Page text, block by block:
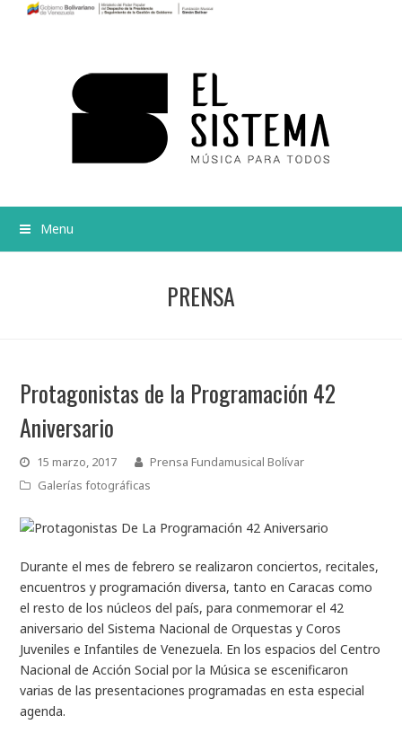
Menu
PRENSA
Protagonistas de la Programación 42
Aniversario
15 marzo, 2017
Prensa Fundamusical Bolívar
Galerías fotográficas
Durante el mes de febrero se realizaron conciertos, recitales,
encuentros y programación diversa, tanto en Caracas como
el resto de los núcleos del país, para conmemorar el 42
aniversario del Sistema Nacional de Orquestas y Coros
Juveniles e Infantiles de Venezuela. En los espacios del Centro
Nacional de Acción Social por la Música se escenificaron
varias de las presentaciones programadas en esta especial
agenda.